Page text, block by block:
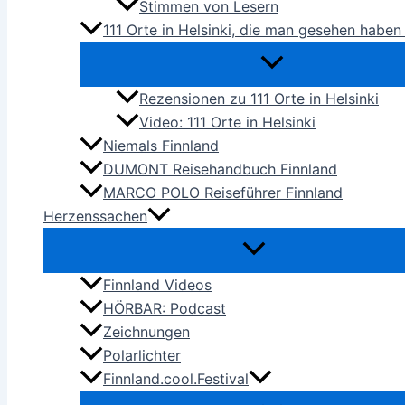
Stimmen von Lesern
111 Orte in Helsinki, die man gesehen
Rezensionen zu 111 Orte in Helsinki
Video: 111 Orte in Helsinki
Niemals Finnland
DUMONT Reisehandbuch Finnland
MARCO POLO Reiseführer Finnland
Herzenssachen
Finnland Videos
HÖRBAR: Podcast
Zeichnungen
Polarlichter
Finnland.cool.Festival